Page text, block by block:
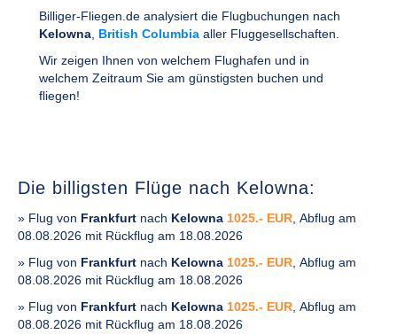
Billiger-Fliegen.de analysiert die Flugbuchungen nach
Kelowna British Columbia aller Fluggesellschaften.
Wir zeigen Ihnen von welchem Flughafen und in
welchem Zeitraum Sie am günstigsten buchen und
fliegen!
Die billigsten Flüge nach Kelowna:
» Flug von Frankfurt nach Kelowna 1025.- EUR , Abflug am
08.08.2026 mit Rückflug am 18.08.2026
» Flug von Frankfurt nach Kelowna 1025.- EUR , Abflug am
08.08.2026 mit Rückflug am 18.08.2026
» Flug von Frankfurt nach Kelowna 1025.- EUR , Abflug am
08.08.2026 mit Rückflug am 18.08.2026